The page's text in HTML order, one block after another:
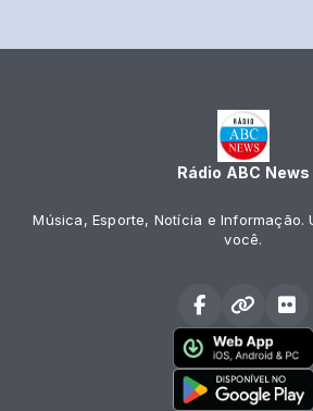
Rádio ABC News
Música, Esporte, Notícia e Informação.
você.